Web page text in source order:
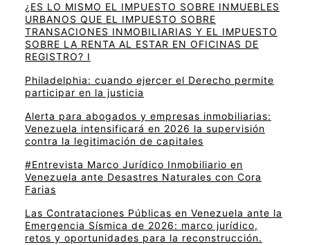
¿ES LO MISMO EL IMPUESTO SOBRE INMUEBLES
URBANOS QUE EL IMPUESTO SOBRE
TRANSACIONES INMOBILIARIAS Y EL IMPUESTO
SOBRE LA RENTA AL ESTAR EN OFICINAS DE
REGISTRO? I
Philadelphia: cuando ejercer el Derecho permite
participar en la justicia
Alerta para abogados y empresas inmobiliarias:
Venezuela intensificará en 2026 la supervisión
contra la legitimación de capitales
#Entrevista Marco Jurídico Inmobiliario en
Venezuela ante Desastres Naturales con Cora
Farias
Las Contrataciones Públicas en Venezuela ante la
Emergencia Sísmica de 2026: marco jurídico,
retos y oportunidades para la reconstrucción.